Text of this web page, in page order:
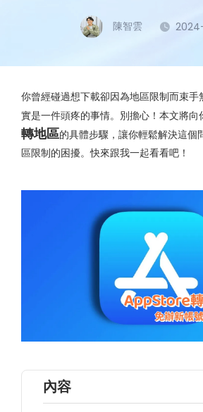
陳智雲
你曾經碰過想下載卻因為地區限制而束
實是一件頭疼的事情。別擔心！本文將向
轉地區的具體步驟，讓你輕鬆解決這個
區限制的困擾。快來跟我一起看看吧！
內容